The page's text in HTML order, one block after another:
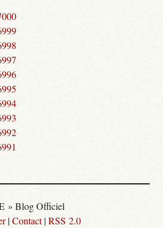
» Blog Officiel
|Contact|RSS 2.0